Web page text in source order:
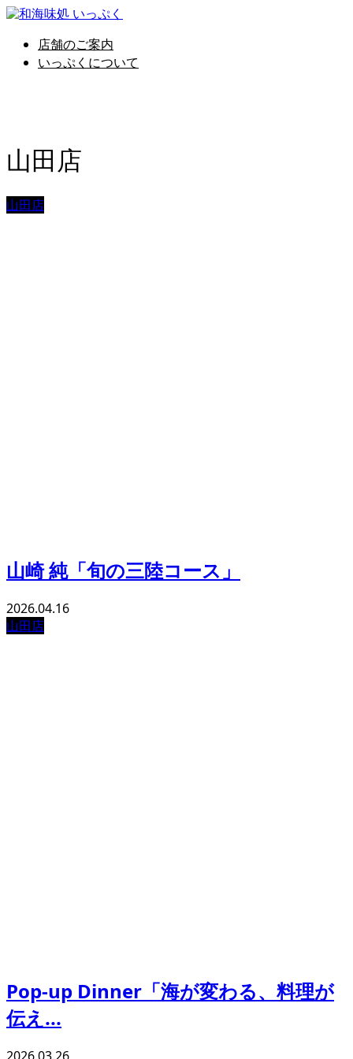
店舗のご案内
いっぷくについて
山田店
山田店
山崎 純「旬の三陸コース」
2026.04.16
山田店
Pop-up Dinner「海が変わる、料理が
伝え...
2026.03.26